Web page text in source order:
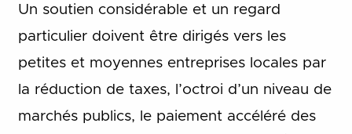
Un soutien considérable et un regard
particulier doivent être dirigés vers les
petites et moyennes entreprises locales par
la réduction de taxes, l’octroi d’un niveau de
marchés publics, le paiement accéléré des